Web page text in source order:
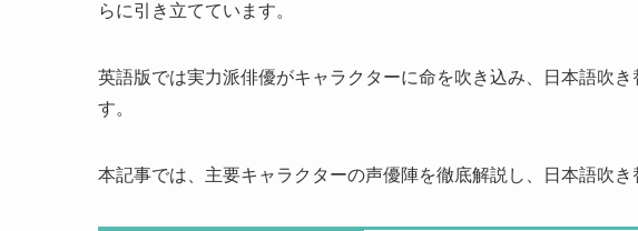
らに引き立てています。
英語版では実力派俳優がキャラクターに命を吹き込み、日本語吹
す。
本記事では、主要キャラクターの声優陣を徹底解説し、日本語吹き